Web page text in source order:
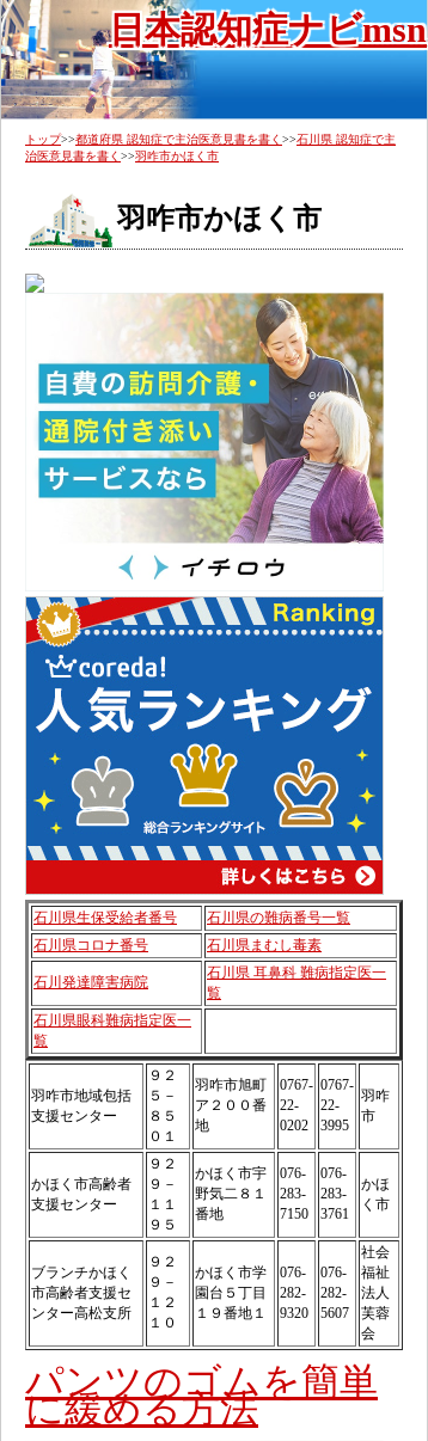
日本認知症ナビmsn
トップ>>都道府県 認知症で主治医意見書を書く >>石川県 認知症で主
治医意見書を書く >>羽咋市かほく市
羽咋市かほく市
石川県生保受給者番号
石川県の難病番号一覧
石川県コロナ番号
石川県まむし毒素
石川発達障害病院
石川県 耳鼻科 難病指定医一
覧
石川県眼科難病指定医一
覧
羽咋市地域包括
支援センター
９２
５－
８５
０１
羽咋市旭町
ア２００番
地
0767-
22-
0202
0767-
22-
3995
羽咋
市
かほく市高齢者
支援センター
９２
９－
１１
９５
かほく市宇
野気二８１
番地
076-
283-
7150
076-
283-
3761
かほ
く市
ブランチかほく
市高齢者支援セ
ンター高松支所
９２
９－
１２
１０
かほく市学
園台５丁目
１９番地１
076-
282-
9320
076-
282-
5607
社会
福祉
法人
芙蓉
会
パンツのゴムを簡単
に緩める方法